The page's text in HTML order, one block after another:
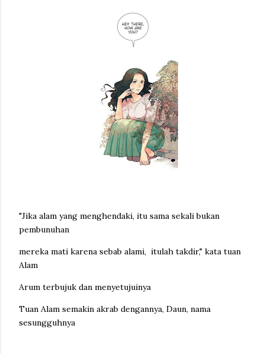
"Jika alam yang menghendaki, itu sama sekali bukan
pembunuhan
mereka mati karena sebab alami, itulah takdir," kata tuan
Alam
Arum terbujuk dan menyetujuinya
Tuan Alam semakin akrab dengannya, Daun, nama
sesungguhnya